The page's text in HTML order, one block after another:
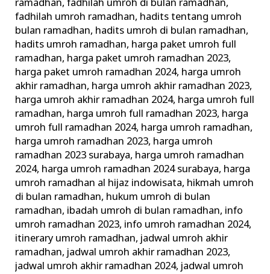
ramadhan,fadhilah umroh di bulan ramadhan,
fadhilah umroh ramadhan, hadits tentang umroh
bulan ramadhan, hadits umroh di bulan ramadhan,
hadits umroh ramadhan, harga paket umroh full
ramadhan, harga paket umroh ramadhan 2023,
harga paket umroh ramadhan 2024, harga umroh
akhir ramadhan, harga umroh akhir ramadhan 2023,
harga umroh akhir ramadhan 2024, harga umroh full
ramadhan, harga umroh full ramadhan 2023, harga
umroh full ramadhan 2024, harga umroh ramadhan,
harga umroh ramadhan 2023, harga umroh
ramadhan 2023 surabaya, harga umroh ramadhan
2024, harga umroh ramadhan 2024 surabaya, harga
umroh ramadhan al hijaz indowisata, hikmah umroh
di bulan ramadhan, hukum umroh di bulan
ramadhan, ibadah umroh di bulan ramadhan, info
umroh ramadhan 2023, info umroh ramadhan 2024,
itinerary umroh ramadhan, jadwal umroh akhir
ramadhan, jadwal umroh akhir ramadhan 2023,
jadwal umroh akhir ramadhan 2024, jadwal umroh